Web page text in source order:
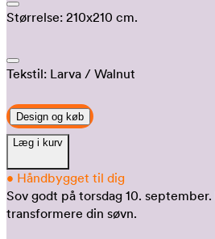
Størrelse: 210x210 cm.
Tekstil: Larva / Walnut
Design og køb
Læg i kurv
• Håndbygget til dig
Sov godt på torsdag 10. september.
transformere din søvn.